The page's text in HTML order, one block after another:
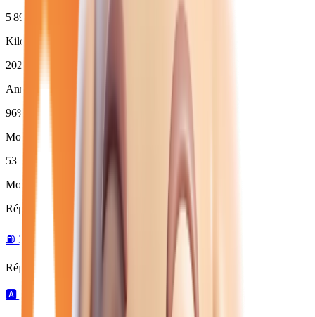
5 892
Kilométrage moyen
2026
Année moyenne
96%
Moins de 3 ans (
53
Moins de 50 000 km
Répartition par motorisation :
⛽ 3 hybride →
Répartition par boîte de vitesses :
🅰️